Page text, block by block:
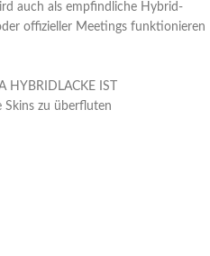
auch als empfindliche Hybrid-
offizieller Meetings funktionieren
HYBRIDLACKE IST
Skins zu überfluten